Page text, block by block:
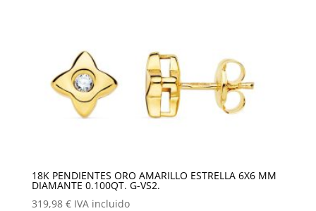
18K PENDIENTES ORO AMARILLO ESTRELLA 6X6 MM
DIAMANTE 0.100QT. G-VS2.
319,98 € IVA incluido